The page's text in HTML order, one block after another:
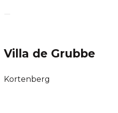
Villa de Grubbe
Kortenberg